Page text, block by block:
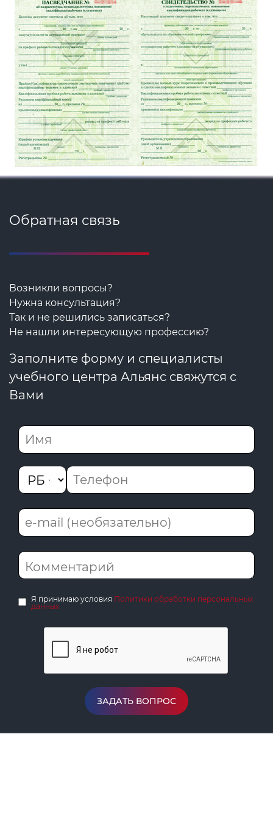
Обратная связь
Возникли вопросы?
Нужна консультация?
Так и не решились записаться?
Не нашли интересующую профессию?
Заполните форму и специалисты
учебного центра Альянс свяжутся с
Вами
Я принимаю условия Политики обработки персональных
данных
ЗАДАТЬ ВОПРОС